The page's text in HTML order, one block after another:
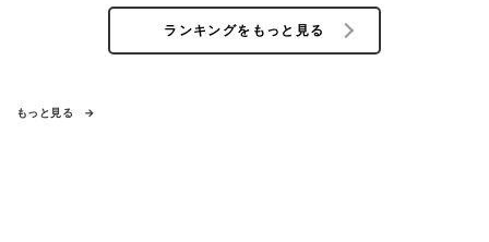
ランキングをもっと見る
もっと見る